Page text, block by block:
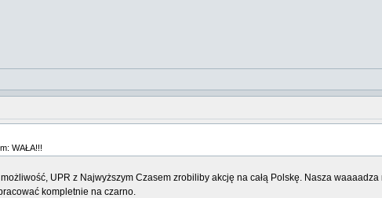
WAŁA!!!
UPR z Najwyższym Czasem zrobiliby akcję na całą Polskę. Nasza
kompletnie na czarno.